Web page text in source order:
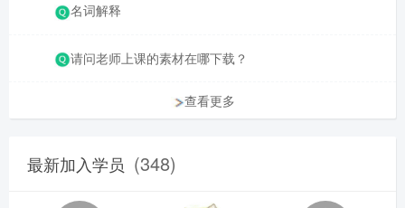
名词解释
请问老师上课的素材在哪下载？
查看更多
最新加入学员 (348)